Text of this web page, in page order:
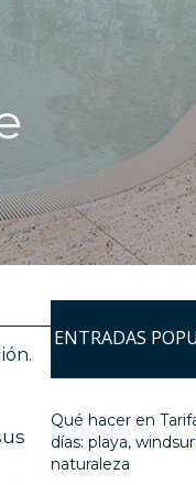
ENTRADAS
Qué hacer en
días: playa,
naturaleza